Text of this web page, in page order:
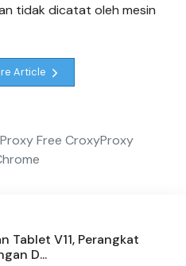
tidak dicatat oleh mesin
Article
Free CroxyProxy
Tablet V11, Perangkat
D...